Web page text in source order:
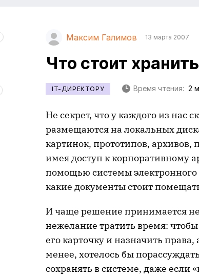
Максим Галимов 13 марта 2007
Что стоит
IT-ДИРЕКТОРУ Время чтения: 2
Не секрет, что у каждого из нас
размещаются на локальных
картинок, прототипов,
имея доступ к корпоративному
помощью системы
какие документы стоит
И чаще решение принимается
нежелание тратить время:
его карточку и назначить
менее, хотелось бы
сохранять в системе, даже если